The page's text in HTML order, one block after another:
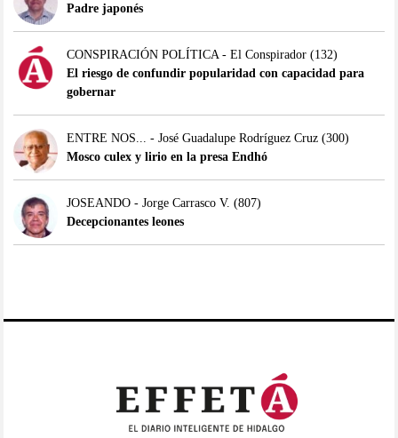
Padre japonés
CONSPIRACIÓN POLÍTICA - El Conspirador(132)
El riesgo de confundir popularidad con capacidad para
gobernar
ENTRE NOS... - José Guadalupe Rodríguez Cruz(300)
Mosco culex y lirio en la presa Endhó
JOSEANDO - Jorge Carrasco V. (807)
Decepcionantes leones